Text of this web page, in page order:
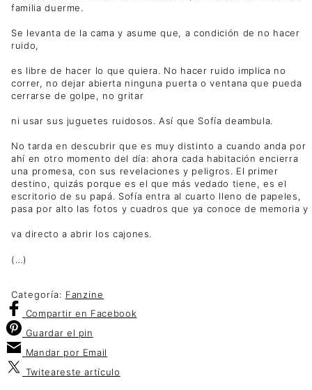
familia duerme.
Se levanta de la cama y asume que, a condición de no hacer
ruido,
es libre de hacer lo que quiera. No hacer ruido implica no
correr, no dejar abierta ninguna puerta o ventana que pueda
cerrarse de golpe, no gritar
ni usar sus juguetes ruidosos. Así que Sofía deambula.
No tarda en descubrir que es muy distinto a cuando anda por
ahí en otro momento del día: ahora cada habitación encierra
una promesa, con sus revelaciones y peligros. El primer
destino, quizás porque es el que más vedado tiene, es el
escritorio de su papá. Sofía entra al cuarto lleno de papeles,
pasa por alto las fotos y cuadros que ya conoce de memoria y
va directo a abrir los cajones.
(…)
Categoría: Fanzine
Compartir en Facebook
Guardar el pin
Mandar por Email
Twiteareste artículo